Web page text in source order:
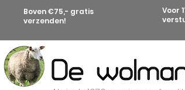
Boven €75,- gratis
verzenden!
Voor